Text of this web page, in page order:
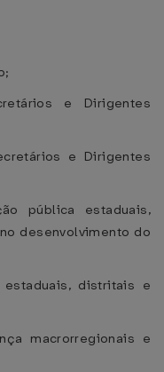
e Dirigentes
e Dirigentes
pública estaduais,
desenvolvimento do
distritais e
macrorregionais e